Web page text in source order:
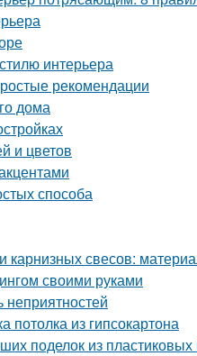
интерьера
рекомендации
дома
и цветов
способа
свесов:
своими руками
неприятностей
потолка из гипсокартона
поделок из